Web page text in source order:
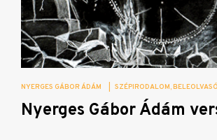
NYERGES GÁBOR ÁDÁM SZÉPIRODALOM BELEOLVASÓ
Nyerges Gábor Ádám